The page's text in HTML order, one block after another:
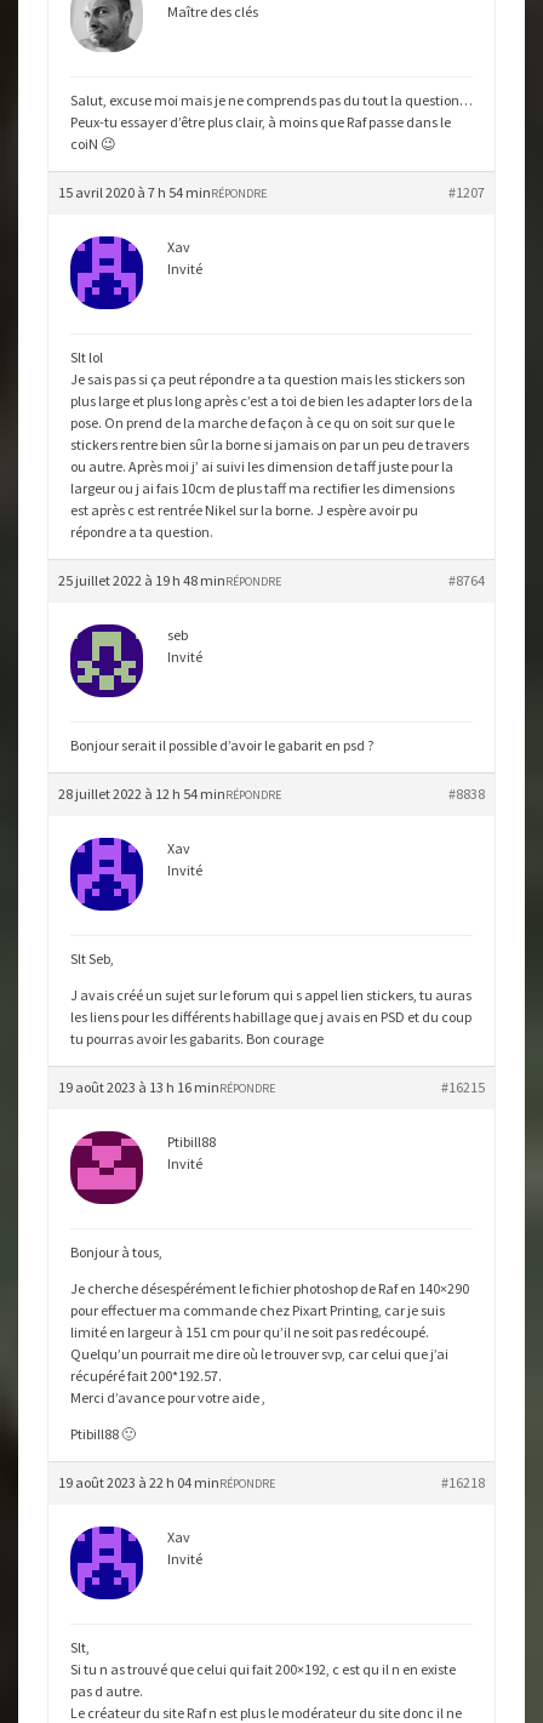
Maître des clés
Salut, excuse moi mais je ne comprends pas du tout la question…
Peux-tu essayer d’être plus clair, à moins que Raf passe dans le
coiN 😉
15 avril 2020 à 7 h 54 min #1207
RÉPONDRE
Xav
Invité
Slt lol
Je sais pas si ça peut répondre a ta question mais les stickers son
plus large et plus long après c’est a toi de bien les adapter lors de la
pose. On prend de la marche de façon à ce qu on soit sur que le
stickers rentre bien sûr la borne si jamais on par un peu de travers
ou autre. Après moi j’ ai suivi les dimension de taff juste pour la
largeur ou j ai fais 10cm de plus taff ma rectifier les dimensions
est après c est rentrée Nikel sur la borne. J espère avoir pu
répondre a ta question.
25 juillet 2022 à 19 h 48 min #8764
RÉPONDRE
seb
Invité
Bonjour serait il possible d’avoir le gabarit en psd ?
28 juillet 2022 à 12 h 54 min #8838
RÉPONDRE
Xav
Invité
Slt Seb,
J avais créé un sujet sur le forum qui s appel lien stickers, tu auras
les liens pour les différents habillage que j avais en PSD et du coup
tu pourras avoir les gabarits. Bon courage
19 août 2023 à 13 h 16 min #16215
RÉPONDRE
Ptibill88
Invité
Bonjour à tous,
Je cherche désespérément le fichier photoshop de Raf en 140×290
pour effectuer ma commande chez Pixart Printing, car je suis
limité en largeur à 151 cm pour qu’il ne soit pas redécoupé.
Quelqu’un pourrait me dire où le trouver svp, car celui que j’ai
récupéré fait 200*192.57.
Merci d’avance pour votre aide ,
Ptibill88 🙂
19 août 2023 à 22 h 04 min #16218
RÉPONDRE
Xav
Invité
Slt,
Si tu n as trouvé que celui qui fait 200×192, c est qu il n en existe
pas d autre.
Le créateur du site Raf n est plus le modérateur du site donc il ne